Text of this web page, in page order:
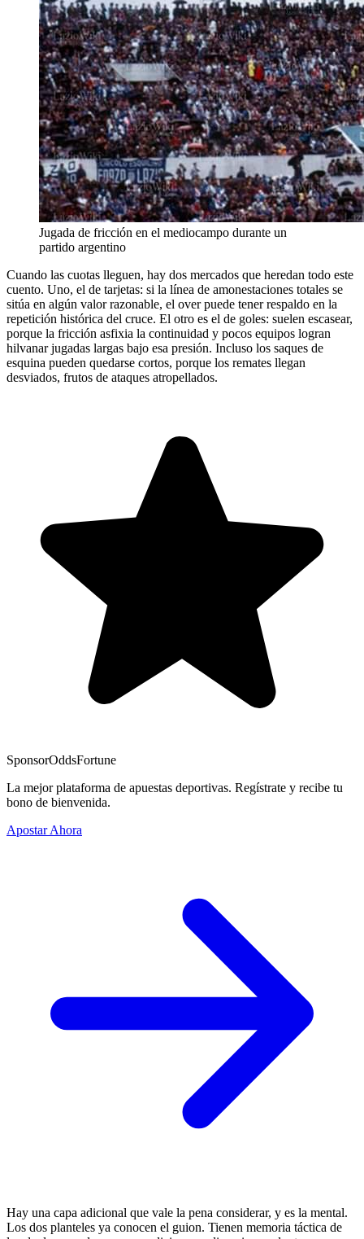
Jugada de fricción en el mediocampo durante un
partido argentino
Cuando las cuotas lleguen, hay dos mercados que heredan todo este
cuento. Uno, el de tarjetas: si la línea de amonestaciones totales se
sitúa en algún valor razonable, el over puede tener respaldo en la
repetición histórica del cruce. El otro es el de goles: suelen escasear,
porque la fricción asfixia la continuidad y pocos equipos logran
hilvanar jugadas largas bajo esa presión. Incluso los saques de
esquina pueden quedarse cortos, porque los remates llegan
desviados, frutos de ataques atropellados.
SponsorOddsFortune
La mejor plataforma de apuestas deportivas. Regístrate y recibe tu
bono de bienvenida.
Apostar Ahora
Hay una capa adicional que vale la pena considerar, y es la mental.
Los dos planteles ya conocen el guion. Tienen memoria táctica de